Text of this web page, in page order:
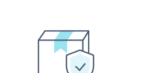
5A)
MW-LRS-200-48
MEANWELL 48V 200W 4.4A DC